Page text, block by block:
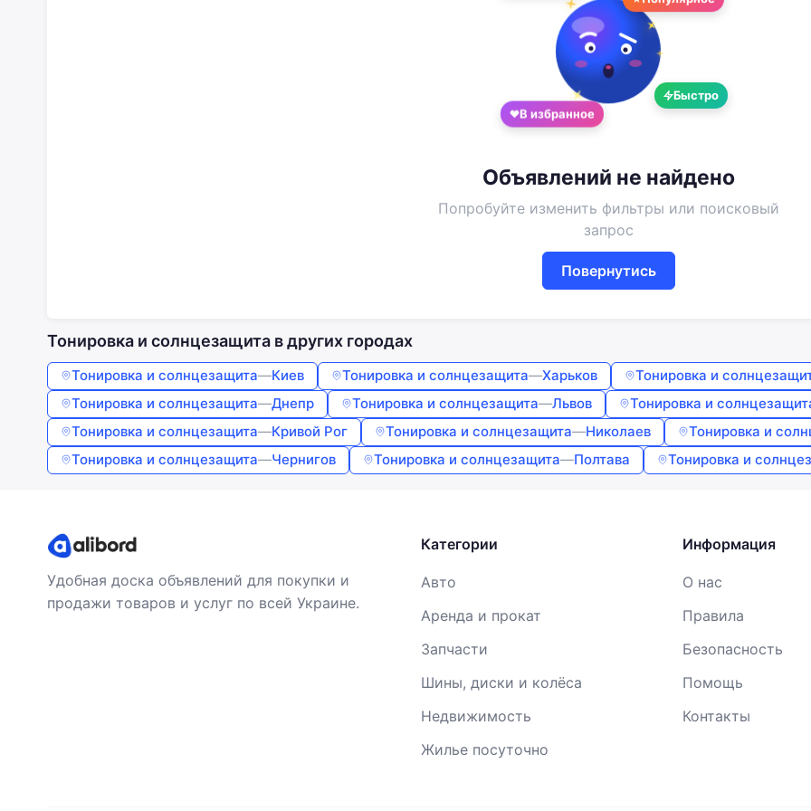
Быстро
В избранное
Объявлений не найдено
Попробуйте изменить фильтры или поисковый
запрос
Повернутись
Тонировка и солнцезащита в других городах
Тонировка и солнцезащита—Киев Тонировка и солнцезащита—Харьков Тонировка и
Тонировка и солнцезащита—Днепр Тонировка и солнцезащита—Львов Тонировка и
Тонировка и солнцезащита—Кривой Рог Тонировка и солнцезащита—Николаев Тонировка и
Тонировка и солнцезащита—Чернигов Тонировка и солнцезащита—Полтава Тонировка и
Удобная доска объявлений для покупки и
продажи товаров и услуг по всей Украине.
Категории
Авто
Аренда и прокат
Запчасти
Шины, диски и колёса
Недвижимость
Жилье посуточно
Информация
О нас
Правила
Безопасность
Помощь
Контакты
Войдите или создайте аккаунт
Google
Введите номер или почту
Запомнить меня Забыли пароль?
Войти
Продолжая, вы соглашаетесь сУсловиями использования,
Договором публичной оферты иПолитикой
конфиденциальности